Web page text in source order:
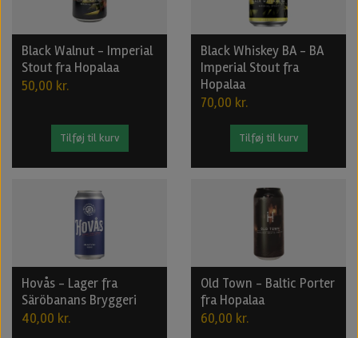
Black Walnut - Imperial
Stout fra Hopalaa
50,00 kr.
Tilføj til kurv
Black Whiskey BA - BA
Imperial Stout fra
Hopalaa
70,00 kr.
Tilføj til kurv
Hovås - Lager fra
Säröbanans Bryggeri
40,00 kr.
Old Town - Baltic Porter
fra Hopalaa
60,00 kr.